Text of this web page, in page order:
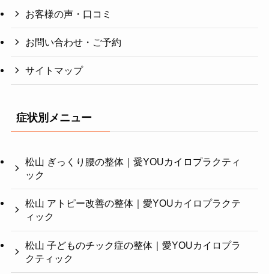
お客様の声・口コミ
お問い合わせ・ご予約
サイトマップ
症状別メニュー
松山 ぎっくり腰の整体｜愛YOUカイロプラクティ
ック
松山 アトピー改善の整体｜愛YOUカイロプラクテ
ィック
松山 子どものチック症の整体｜愛YOUカイロプラ
クティック